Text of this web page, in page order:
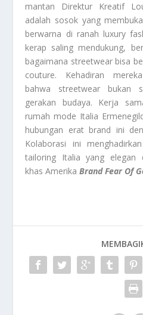
mantan Direktur Kreatif
adalah sosok yang
berwarna di ranah luxury
kerap saling mendukung,
bagaimana streetwear bisa
couture. Kehadiran
bahwa streetwear bukan
gerakan budaya. Kerja
rumah mode Italia
hubungan erat brand ini
Kolaborasi ini
tailoring Italia yang elegan
khas Amerika Brand Fear Of